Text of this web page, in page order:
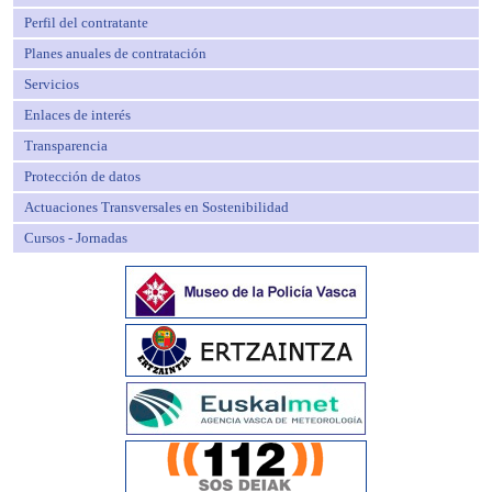
Perfil del contratante
Planes anuales de contratación
Servicios
Enlaces de interés
Transparencia
Protección de datos
Actuaciones Transversales en Sostenibilidad
Cursos - Jornadas